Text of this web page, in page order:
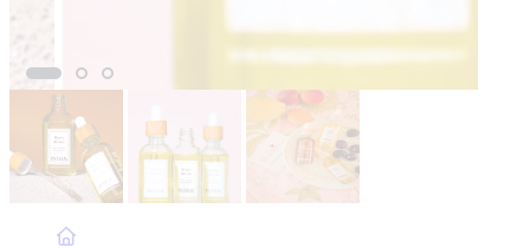
Accueil